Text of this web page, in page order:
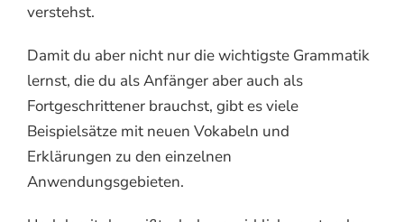
verstehst.
Damit du aber nicht nur die wichtigste Grammatik
lernst, die du als Anfänger aber auch als
Fortgeschrittener brauchst, gibt es viele
Beispielsätze mit neuen Vokabeln und
Erklärungen zu den einzelnen
Anwendungsgebieten.